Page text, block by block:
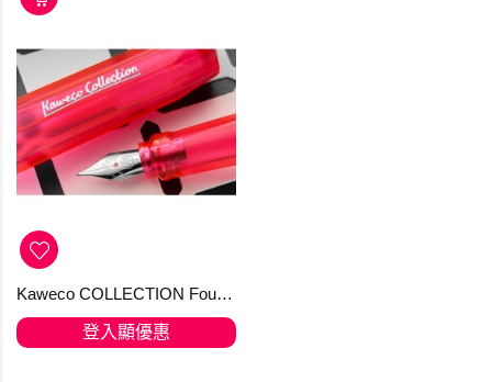
Kaweco COLLECTION Fountain Pen Perkeo Infrared
登入顯優惠